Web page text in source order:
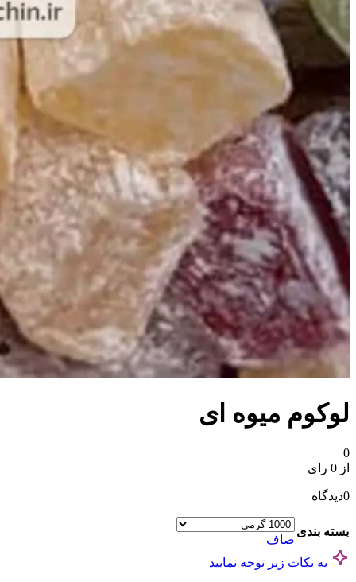
لوکوم میوه ای
0
از 0 رای
0دیدگاه
بسته بندی
صاف
به نکات زیر توجه نمایید